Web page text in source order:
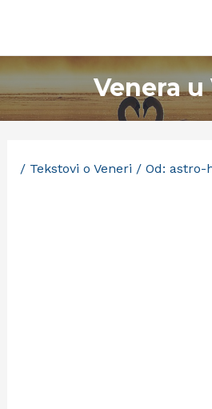
Venera u
/ Tekstovi o Veneri / Od: astro-